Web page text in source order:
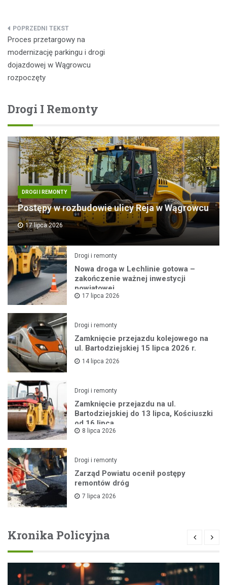
Nawigacja
wpisu
Proces przetargowy na
modernizację parkingu i drogi
dojazdowej w Wągrowcu
rozpoczęty
Drogi I Remonty
DROGI I REMONTY
Postępy w rozbudowie ulicy Reja w Wągrowcu
17 lipca 2026
Drogi i remonty
Nowa droga w Lechlinie gotowa –
zakończenie ważnej inwestycji
powiatowej
17 lipca 2026
Drogi i remonty
Zamknięcie przejazdu kolejowego na
ul. Bartodziejskiej 15 lipca 2026 r.
14 lipca 2026
Drogi i remonty
Zamknięcie przejazdu na ul.
Bartodziejskiej do 13 lipca, Kościuszki
od 16 lipca
8 lipca 2026
Drogi i remonty
Zarząd Powiatu ocenił postępy
remontów dróg
7 lipca 2026
Kronika Policyjna